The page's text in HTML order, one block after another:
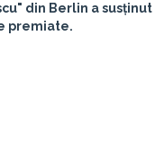
din Berlin a susținut
premiate.